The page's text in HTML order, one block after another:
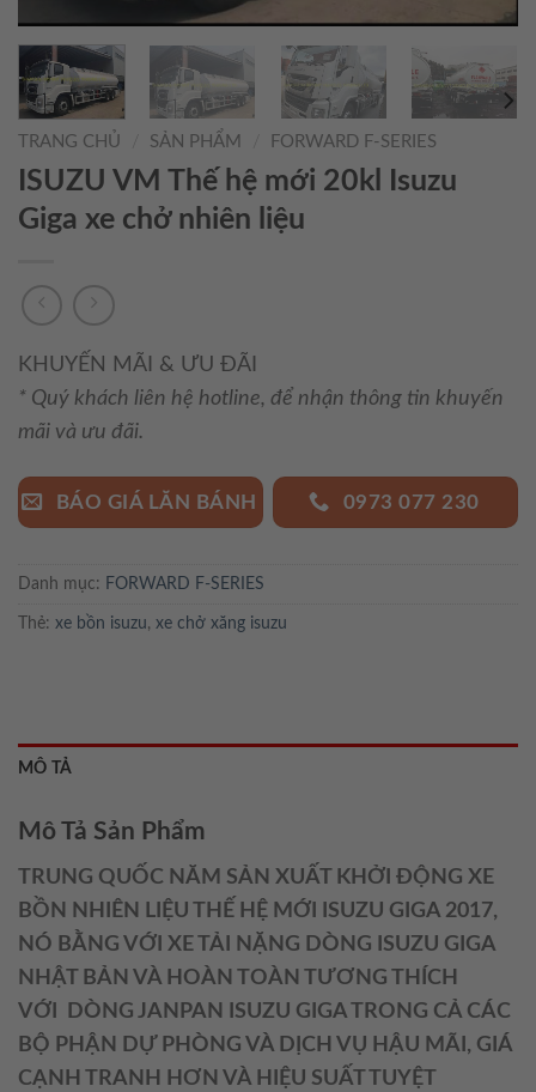
TRANG CHỦ SẢN PHẨM FORWARD F-SERIES
ISUZU VM Thế hệ mới 20kl Isuzu
Giga xe chở nhiên liệu
KHUYẾN MÃI & ƯU ĐÃI
* Quý khách liên hệ hotline, để nhận thông tin khuyến
mãi và ưu đãi.
BÁO GIÁ LĂN BÁNH 0973 077 230
Danh mục: FORWARD F-SERIES
Thẻ: xe bồn isuzu, xe chở xăng isuzu
MÔ TẢ
Mô Tả Sản Phẩm
TRUNG QUỐC NĂM SẢN XUẤT KHỞI ĐỘNG XE
BỒN NHIÊN LIỆU THẾ HỆ MỚI ISUZU GIGA 2017,
NÓ BẰNG VỚI XE TẢI NẶNG DÒNG ISUZU GIGA
NHẬT BẢN VÀ HOÀN TOÀN TƯƠNG THÍCH
VỚI DÒNG JANPAN ISUZU GIGA TRONG CẢ CÁC
BỘ PHẬN DỰ PHÒNG VÀ DỊCH VỤ HẬU MÃI, GIÁ
CẠNH TRANH HƠN VÀ HIỆU SUẤT TUYỆT